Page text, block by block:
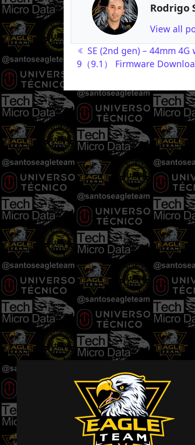
Rodrigo
View all
Navegação de
SE (2nd gen) – 44mm 4G
9（9.1） Firmware